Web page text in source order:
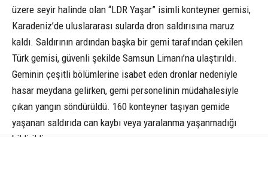
üzere seyir halinde olan “LDR Yaşar” isimli konteyner gemisi,
Karadeniz’de uluslararası sularda dron saldırısına maruz
kaldı. Saldırının ardından başka bir gemi tarafından çekilen
Türk gemisi, güvenli şekilde Samsun Limanı’na ulaştırıldı.
Geminin çeşitli bölümlerine isabet eden dronlar nedeniyle
hasar meydana gelirken, gemi personelinin müdahalesiyle
çıkan yangın söndürüldü. 160 konteyner taşıyan gemide
yaşanan saldırıda can kaybı veya yaralanma yaşanmadığı
bildirildi.